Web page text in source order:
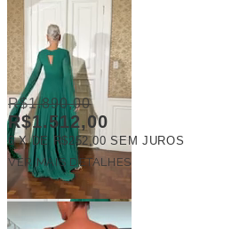
R$1.890,00
R$1.512,00
6 X DE R$252,00 SEM JUROS
VER MAIS DETALHES
FRETE GRÁTIS